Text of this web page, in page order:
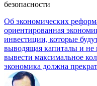
безопасности
Об экономических
ориентированная
инвестиции, которые
выводящая капиталы и не
вывести максимальное
экономика должна